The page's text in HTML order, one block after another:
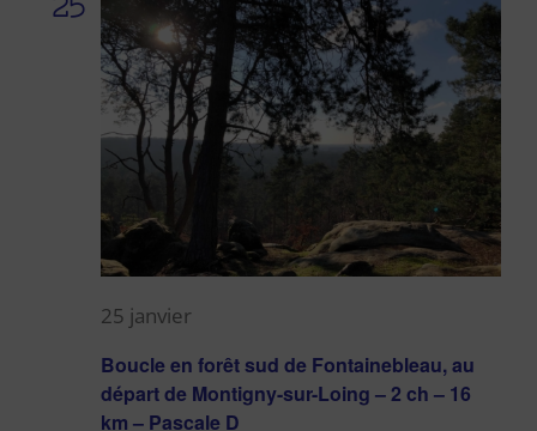
25
Boucle en forêt sud de Fontainebleau, au
départ de Montigny-sur-Loing – 2 ch – 16
km – Pascale D
25 janvier